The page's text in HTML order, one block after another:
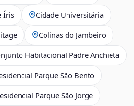
Íris Cidade Universitária
Colinas do Jambeiro
Habitacional Padre Anchieta
Parque São Bento
Parque São Jorge